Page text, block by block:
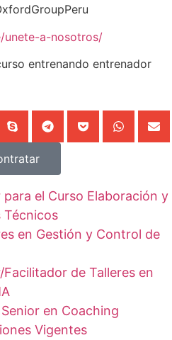
unete-a-nosotros/
el Curso Elaboración y
Técnicos
en Gestión y Control de
de Talleres en
en Coaching
Vigentes